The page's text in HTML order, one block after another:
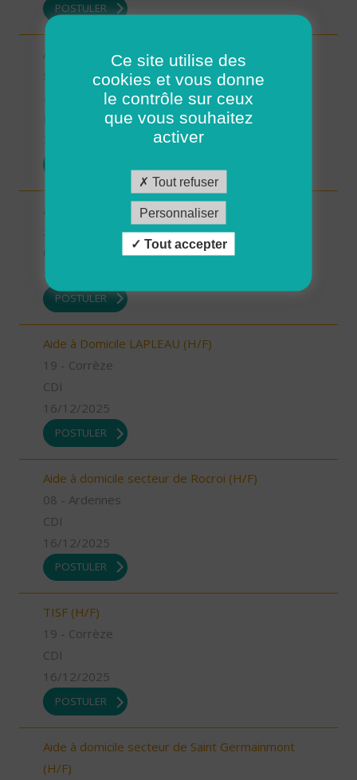
POSTULER
Auxiliaire de Vie/Accompagnant Educatif et Social
sur ROSCOFF (H/F)
29 - Finistère
Possibilité de CDI ou CDD
Auxiliaire de vie sociale - secteur Estang (H/F)
19/12/2025
POSTULER
Aide à Domicile LAPLEAU (H/F)
19 - Corrèze
CDI
16/12/2025
POSTULER
Aide à domicile secteur de Rocroi (H/F)
08 - Ardennes
CDI
16/12/2025
POSTULER
TISF (H/F)
19 - Corrèze
CDI
16/12/2025
POSTULER
Aide à domicile secteur de Saint Germainmont
(H/F)
Ce site utilise des
cookies et vous donne
le contrôle sur ceux
que vous souhaitez
activer
Tout refuser
Personnaliser
Tout accepter